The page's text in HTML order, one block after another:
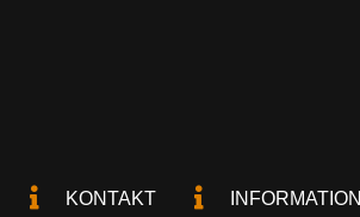
KONTAKT INFORMATION